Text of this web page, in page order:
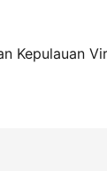
Kepulauan